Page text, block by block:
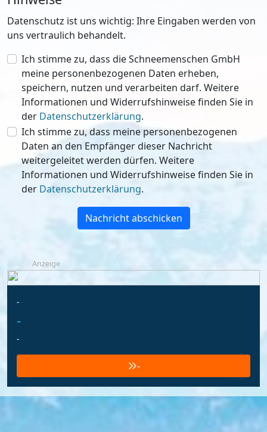
Datenschutz ist uns wichtig: Ihre Eingaben werden von
uns vertraulich behandelt.
Ich stimme zu, dass die Schneemenschen GmbH
meine personenbezogenen Daten erheben,
speichern, nutzen und verarbeiten darf. Weitere
Informationen und Widerrufshinweise finden Sie in
der Datenschutzerklärung.
Ich stimme zu, dass meine personenbezogenen
Daten an den Empfänger dieser Nachricht
weitergeleitet werden dürfen. Weitere
Informationen und Widerrufshinweise finden Sie in
der Datenschutzerklärung.
Nachricht abschicken
Anzeige
-
-
-
-